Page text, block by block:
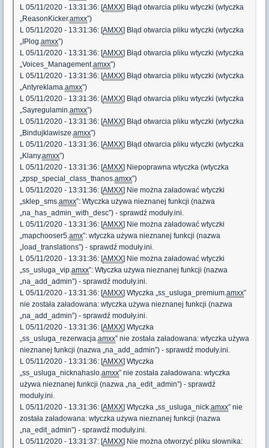
L 05/11/2020 - 13:31:36: [AMXX] Błąd otwarcia pliku wtyczki (wtyczka
„ReasonKicker.amxx”)
L 05/11/2020 - 13:31:36: [AMXX] Błąd otwarcia pliku wtyczki (wtyczka
„IPlog.amxx”)
L 05/11/2020 - 13:31:36: [AMXX] Błąd otwarcia pliku wtyczki (wtyczka
„Voices_Management.amxx”)
L 05/11/2020 - 13:31:36: [AMXX] Błąd otwarcia pliku wtyczki (wtyczka
„Antyreklama.amxx”)
L 05/11/2020 - 13:31:36: [AMXX] Błąd otwarcia pliku wtyczki (wtyczka
„Sayregulamin.amxx”)
L 05/11/2020 - 13:31:36: [AMXX] Błąd otwarcia pliku wtyczki (wtyczka
„Bindujklawisze.amxx”)
L 05/11/2020 - 13:31:36: [AMXX] Błąd otwarcia pliku wtyczki (wtyczka
„Klany.amxx”)
L 05/11/2020 - 13:31:36: [AMXX] Niepoprawna wtyczka (wtyczka
„zpsp_special_class_thanos.amxx”)
L 05/11/2020 - 13:31:36: [AMXX] Nie można załadować wtyczki
„sklep_sms.amxx”: Wtyczka używa nieznanej funkcji (nazwa
„na_has_admin_with_desc”) - sprawdź moduły.ini.
L 05/11/2020 - 13:31:36: [AMXX] Nie można załadować wtyczki
„mapchooser5.amx”: wtyczka używa nieznanej funkcji (nazwa
„load_translations”) - sprawdź moduły.ini.
L 05/11/2020 - 13:31:36: [AMXX] Nie można załadować wtyczki
„ss_usluga_vip.amxx”: Wtyczka używa nieznanej funkcji (nazwa
„na_add_admin”) - sprawdź moduły.ini.
L 05/11/2020 - 13:31:36: [AMXX] Wtyczka „ss_usluga_premium.amxx”
nie została załadowana: wtyczka używa nieznanej funkcji (nazwa
„na_add_admin”) - sprawdź moduły.ini.
L 05/11/2020 - 13:31:36: [AMXX] Wtyczka
„ss_usluga_rezerwacja.amxx” nie została załadowana: wtyczka używa
nieznanej funkcji (nazwa „na_add_admin”) - sprawdź moduły.ini.
L 05/11/2020 - 13:31:36: [AMXX] Wtyczka
„ss_usluga_nicknahaslo.amxx” nie została załadowana: wtyczka
używa nieznanej funkcji (nazwa „na_edit_admin”) - sprawdź
moduły.ini.
L 05/11/2020 - 13:31:36: [AMXX] Wtyczka „ss_usluga_nick.amxx” nie
została załadowana: wtyczka używa nieznanej funkcji (nazwa
„na_edit_admin”) - sprawdź moduły.ini.
L 05/11/2020 - 13:31:37: [AMXX] Nie można otworzyć pliku słownika: